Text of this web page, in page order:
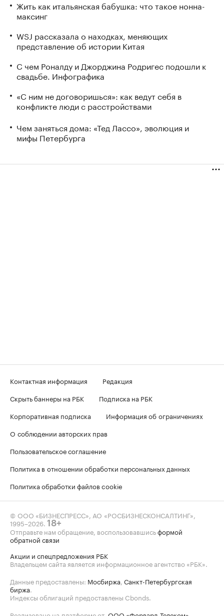
Жить как итальянская бабушка: что такое нонна-
максинг
WSJ рассказала о находках, меняющих
представление об истории Китая
С чем Роналду и Джорджина Родригес подошли к
свадьбе. Инфографика
«С ним не договоришься»: как ведут себя в
конфликте люди с расстройствами
Чем заняться дома: «Тед Лассо», эволюция и
мифы Петербурга
Контактная информация
Редакция
Скрыть баннеры на РБК
Подписка на РБК
Корпоративная подписка
Информация об ограничениях
О соблюдении авторских прав
Пользовательское соглашение
Политика в отношении обработки персональных данных
Политика обработки файлов cookie
© ООО «БИЗНЕСПРЕСС», АО «РОСБИЗНЕСКОНСАЛТИНГ»,
1995–2026. 18+
Отправьте нам обращение, воспользовавшисьформой
обратной связи
Акции и спецпредложения РБК
Владельцем сайта является информационное агентство «РБК».
Данные предоставлены: Мосбиржа, Санкт-Петербургская
биржа.
Индексы облигаций предоставлены Cbonds.